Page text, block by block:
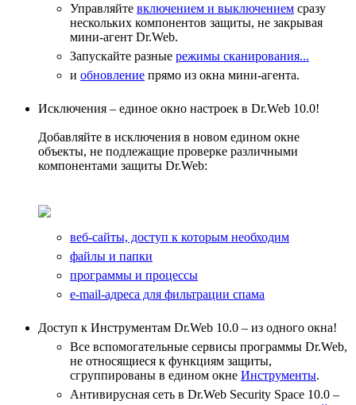
Управляйте включением и выключением сразу
нескольких компонентов защиты, не закрывая
мини-агент Dr.Web.
Запускайте разные режимы сканирования...
и обновление прямо из окна мини-агента.
Исключения – единое окно настроек в Dr.Web 10.0!
Добавляйте в исключения в новом едином окне
объекты, не подлежащие проверке различными
компонентами защиты Dr.Web:
веб-сайты, доступ к которым необходим
файлы и папки
программы и процессы
e-mail-адреса для фильтрации спама
Доступ к Инструментам Dr.Web 10.0 – из одного окна!
Все вспомогательные сервисы программы Dr.Web,
не относящиеся к функциям защиты,
сгруппированы в едином окне Инструменты.
Антивирусная сеть в Dr.Web Security Space 10.0 –